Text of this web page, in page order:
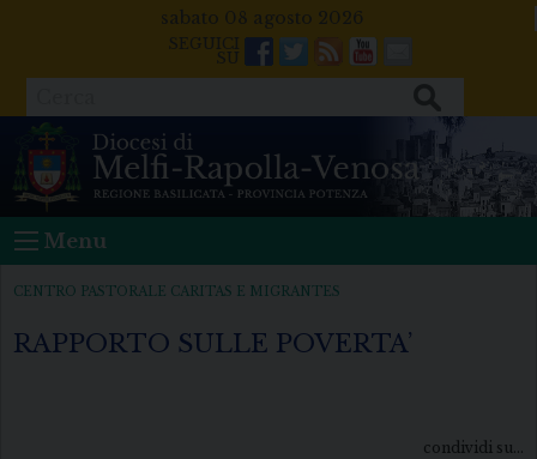
sabato 08 agosto 2026
Facebook
Twitter
FeedsYoutube
Mail
Menu
CENTRO PASTORALE CARITAS E MIGRANTES
RAPPORTO SULLE POVERTA’
condividi su...